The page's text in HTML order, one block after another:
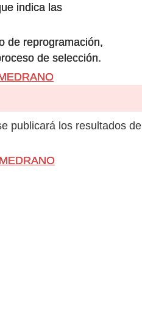
indica las
de reprogramación,
de selección.
publicará los resultados de